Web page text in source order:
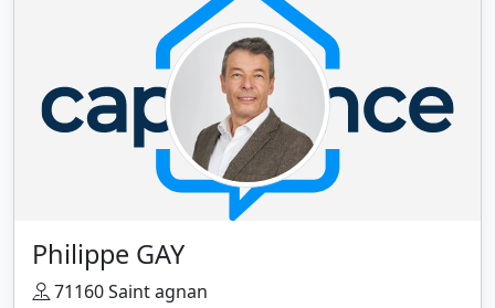
Philippe GAY
71160 Saint agnan